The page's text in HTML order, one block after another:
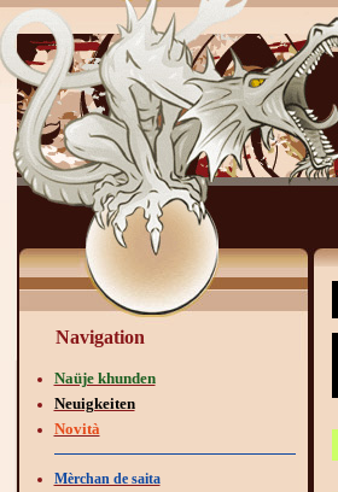
Navigation
Naüje khunden
Neuigkeiten
Novità
Mèrchan de saita